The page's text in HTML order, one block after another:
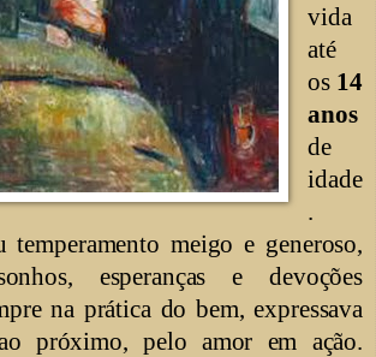
vida
até
os 14
anos
de
idade
.
temperamento meigo e generoso,
esperanças e devoções
na prática do bem, expressava
próximo, pelo amor em ação.